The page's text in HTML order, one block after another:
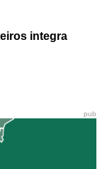
integra
pub